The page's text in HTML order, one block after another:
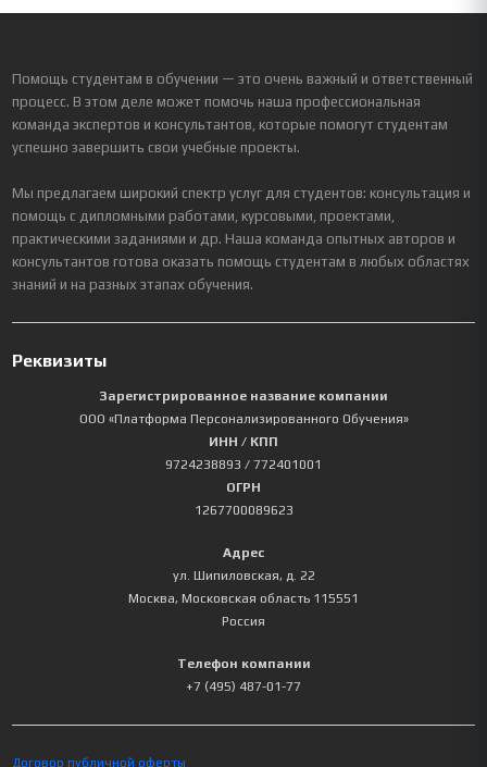
Помощь студентам в обучении — это очень важный и ответственный
процесс. В этом деле может помочь наша профессиональная
команда экспертов и консультантов, которые помогут студентам
успешно завершить свои учебные проекты.
Мы предлагаем широкий спектр услуг для студентов: консультация и
помощь с дипломными работами, курсовыми, проектами,
практическими заданиями и др. Наша команда опытных авторов и
консультантов готова оказать помощь студентам в любых областях
знаний и на разных этапах обучения.
Реквизиты
Зарегистрированное название компании
ООО «Платформа Персонализированного Обучения»
ИНН / КПП
9724238893 / 772401001
ОГРН
1267700089623
Адрес
ул. Шипиловская, д. 22
Москва, Московская область 115551
Россия
Телефон компании
+7 (495) 487-01-77
Договор публичной оферты